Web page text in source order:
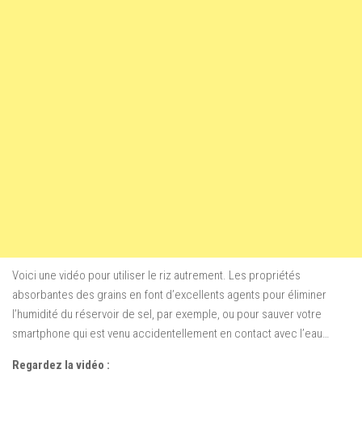
Voici une vidéo pour utiliser le riz autrement. Les propriétés
absorbantes des grains en font d’excellents agents pour éliminer
l’humidité du réservoir de sel, par exemple, ou pour sauver votre
smartphone qui est venu accidentellement en contact avec l’eau…
Regardez la vidéo :